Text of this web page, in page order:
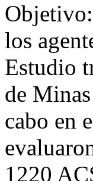
los
Estudio
de
cabo en
1220